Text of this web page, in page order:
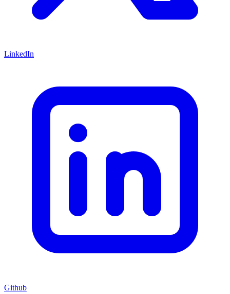
LinkedIn
Github